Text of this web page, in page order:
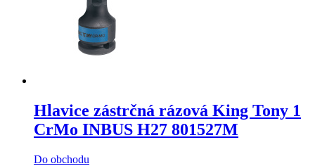
Hlavice zástrčná rázová King Tony 1
CrMo INBUS H27 801527M
Do obchodu